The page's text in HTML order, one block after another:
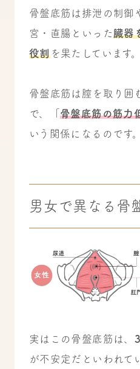
骨盤底筋は排泄の制御
宮・直腸といった臓器
役割を果たしています。
骨盤底筋は膣を取り囲
で、「 骨盤底筋の筋力
いう関係になるのです。
男女で異なる骨
実はこの骨盤底筋は、
が不安定だといわれて